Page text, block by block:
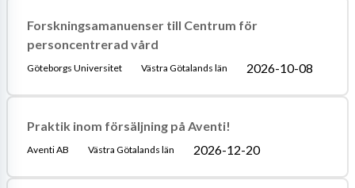
Forskningsamanuenser till Centrum för
personcentrerad vård
Göteborgs Universitet Västra Götalands län 2026-10-08
Praktik inom försäljning på Aventi!
Aventi AB Västra Götalands län 2026-12-20